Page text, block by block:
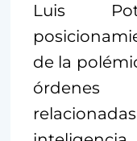
Luis
de la